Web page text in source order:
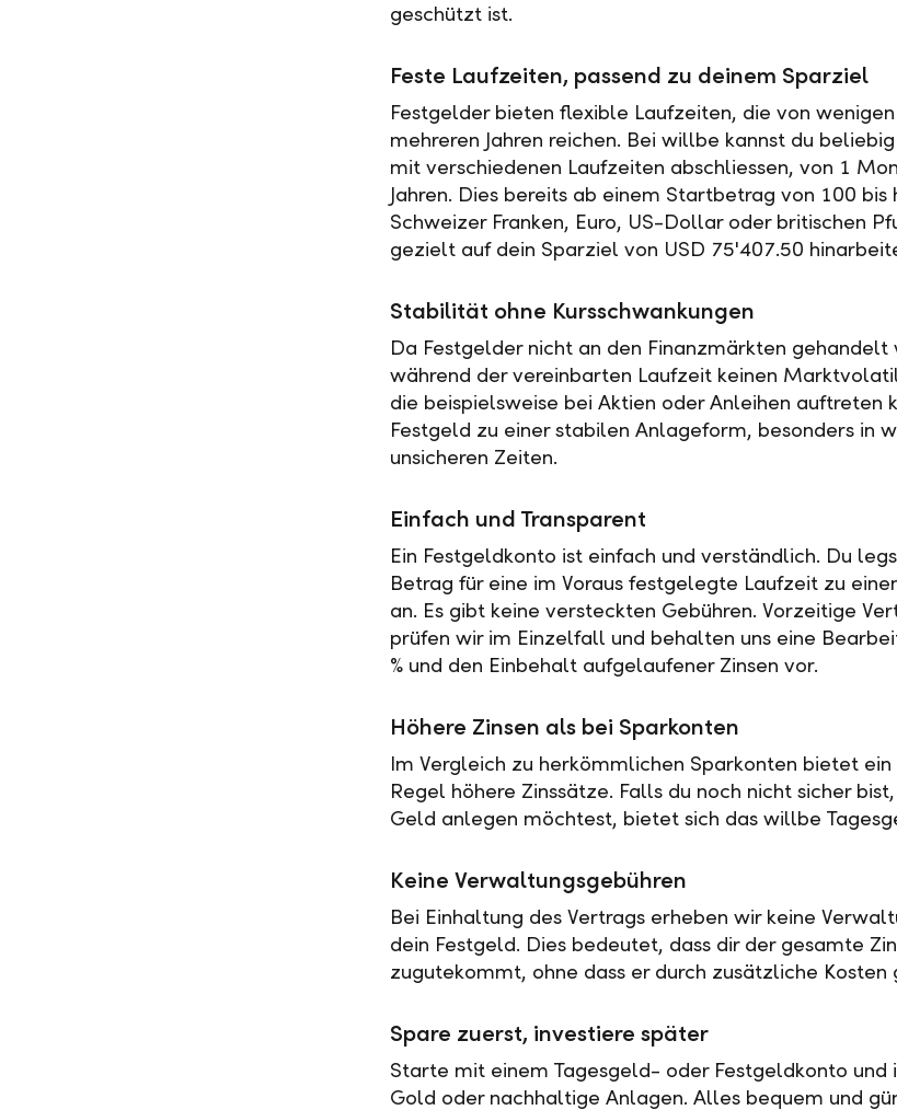
geschützt ist.
Feste Laufzeiten, passend zu deinem Sparziel
Festgelder bieten flexible Laufzeiten, die von
mehreren Jahren reichen. Bei willbe kannst du
mit verschiedenen Laufzeiten abschliessen, von 1
Jahren. Dies bereits ab einem Startbetrag von 100 bis
Schweizer Franken, Euro, US-Dollar oder britischen
gezielt auf dein Sparziel von USD 75'407.50
Stabilität ohne Kursschwankungen
Da Festgelder nicht an den Finanzmärkten gehandelt
während der vereinbarten Laufzeit keinen
die beispielsweise bei Aktien oder Anleihen auftreten
Festgeld zu einer stabilen Anlageform, besonders in
unsicheren Zeiten.
Einfach und Transparent
Ein Festgeldkonto ist einfach und verständlich. Du
Betrag für eine im Voraus festgelegte Laufzeit zu
an. Es gibt keine versteckten Gebühren. Vorzeitige
prüfen wir im Einzelfall und behalten uns eine
% und den Einbehalt aufgelaufener Zinsen vor.
Höhere Zinsen als bei Sparkonten
Im Vergleich zu herkömmlichen Sparkonten bietet
Regel höhere Zinssätze. Falls du noch nicht sicher
Geld anlegen möchtest, bietet sich das willbe
Keine Verwaltungsgebühren
Bei Einhaltung des Vertrags erheben wir keine
dein Festgeld. Dies bedeutet, dass dir der gesamte
zugutekommt, ohne dass er durch zusätzliche
Spare zuerst, investiere später
Starte mit einem Tagesgeld- oder Festgeldkonto und
Gold oder nachhaltige Anlagen. Alles bequem und